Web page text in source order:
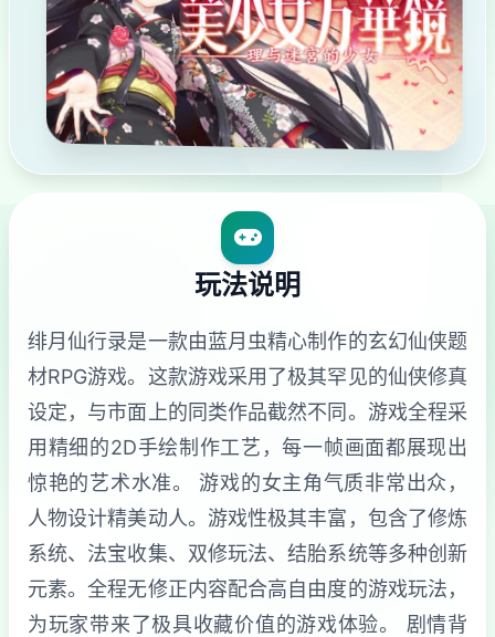
玩法说明
绯月仙行录是一款由蓝月虫精心制作的玄幻仙侠题
材RPG游戏。这款游戏采用了极其罕见的仙侠修真
设定，与市面上的同类作品截然不同。游戏全程采
用精细的2D手绘制作工艺，每一帧画面都展现出
惊艳的艺术水准。 游戏的女主角气质非常出众，
人物设计精美动人。游戏性极其丰富，包含了修炼
系统、法宝收集、双修玩法、结胎系统等多种创新
元素。全程无修正内容配合高自由度的游戏玩法，
为玩家带来了极具收藏价值的游戏体验。 剧情背